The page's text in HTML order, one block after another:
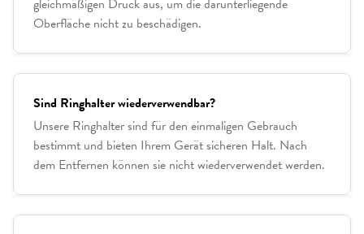
gleichmäßigen Druck aus, um die darunterliegende
Oberfläche nicht zu beschädigen.
Sind Ringhalter wiederverwendbar?
Unsere Ringhalter sind für den einmaligen Gebrauch
bestimmt und bieten Ihrem Gerät sicheren Halt. Nach
dem Entfernen können sie nicht wiederverwendet werden.